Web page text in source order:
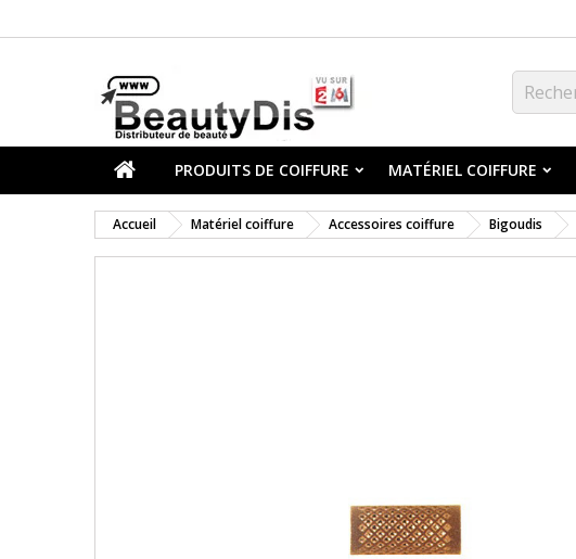
PRODUITS DE COIFFURE MATÉRIEL COIFFURE
Accueil Matériel coiffure Accessoires coiffure Bigoudis